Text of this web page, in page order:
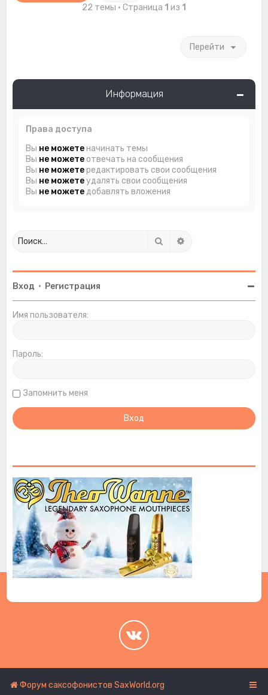
22 темы • Страница 1 из 1
Перейти
Информация
Права доступа
Вы не можетеначинать темы
Вы не можетеотвечать на сообщения
Вы не можетередактировать свои сообщения
Вы не можетеудалять свои сообщения
Вы не можетедобавлять вложения
Поиск
Вход • Регистрация
Имя пользователя:
Пароль:
Запомнить меня
Форум саксофонистов SaxWorld.org